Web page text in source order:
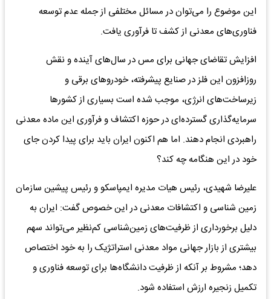
این موضوع را می‌توان در مسائل مختلفی از جمله عدم توسعه
فناوری‌های معدنی از کشف تا فرآوری یافت.
افزایش تقاضای جهانی برای مس در سال‌های آینده و نقش
روزافزون این فلز در صنایع پیشرفته، خودرو‌های برقی و
زیرساخت‌های انرژی، موجب شده است بسیاری از کشور‌ها
سرمایه‌گذاری گسترده‌ای در حوزه اکتشاف و فرآوری این ماده معدنی
راهبردی انجام دهند. اما هم اکنون ایران باید برای پیدا کردن جای
خود در این هنگامه چه کند؟
علیرضا شهیدی، رئیس هیات مدیره ایمپاسکو و رئیس پیشین سازمان
زمین شناسی و اکتشافات معدنی در این خصوص گفت: ایران به
دلیل برخورداری از ظرفیت‌های زمین‌شناسی کم‌نظیر می‌تواند سهم
بیشتری از بازار جهانی مواد معدنی استراتژیک را به خود اختصاص
دهد؛ مشروط بر آنکه از ظرفیت دانشگاه‌ها برای توسعه فناوری و
تکمیل زنجیره ارزش استفاده شود.